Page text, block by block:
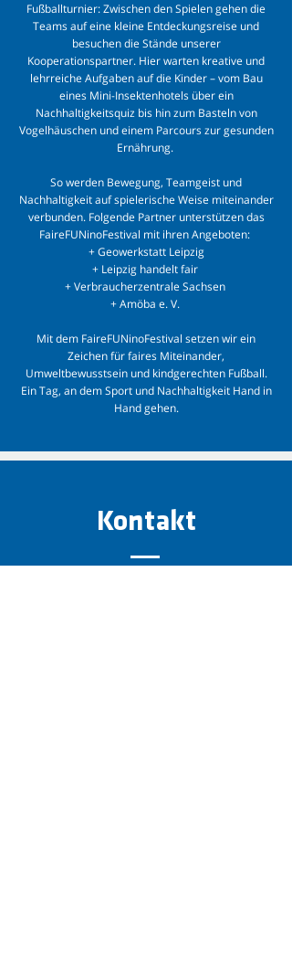
Fußballturnier: Zwischen den Spielen gehen die
Teams auf eine kleine Entdeckungsreise und
besuchen die Stände unserer
Kooperationspartner. Hier warten kreative und
lehrreiche Aufgaben auf die Kinder – vom Bau
eines Mini-Insektenhotels über ein
Nachhaltigkeitsquiz bis hin zum Basteln von
Vogelhäuschen und einem Parcours zur gesunden
Ernährung.
So werden Bewegung, Teamgeist und
Nachhaltigkeit auf spielerische Weise miteinander
verbunden. Folgende Partner unterstützen das
FaireFUNinoFestival mit ihren Angeboten:
+ Geowerkstatt Leipzig
+ Leipzig handelt fair
+ Verbraucherzentrale Sachsen
+ Amöba e. V.
Mit dem FaireFUNinoFestival setzen wir ein
Zeichen für faires Miteinander,
Umweltbewusstsein und kindgerechten Fußball.
Ein Tag, an dem Sport und Nachhaltigkeit Hand in
Hand gehen.
Kontakt